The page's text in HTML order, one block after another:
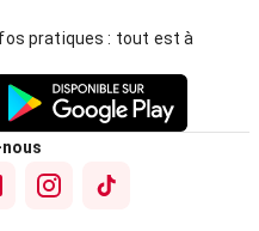
pratiques : tout est à